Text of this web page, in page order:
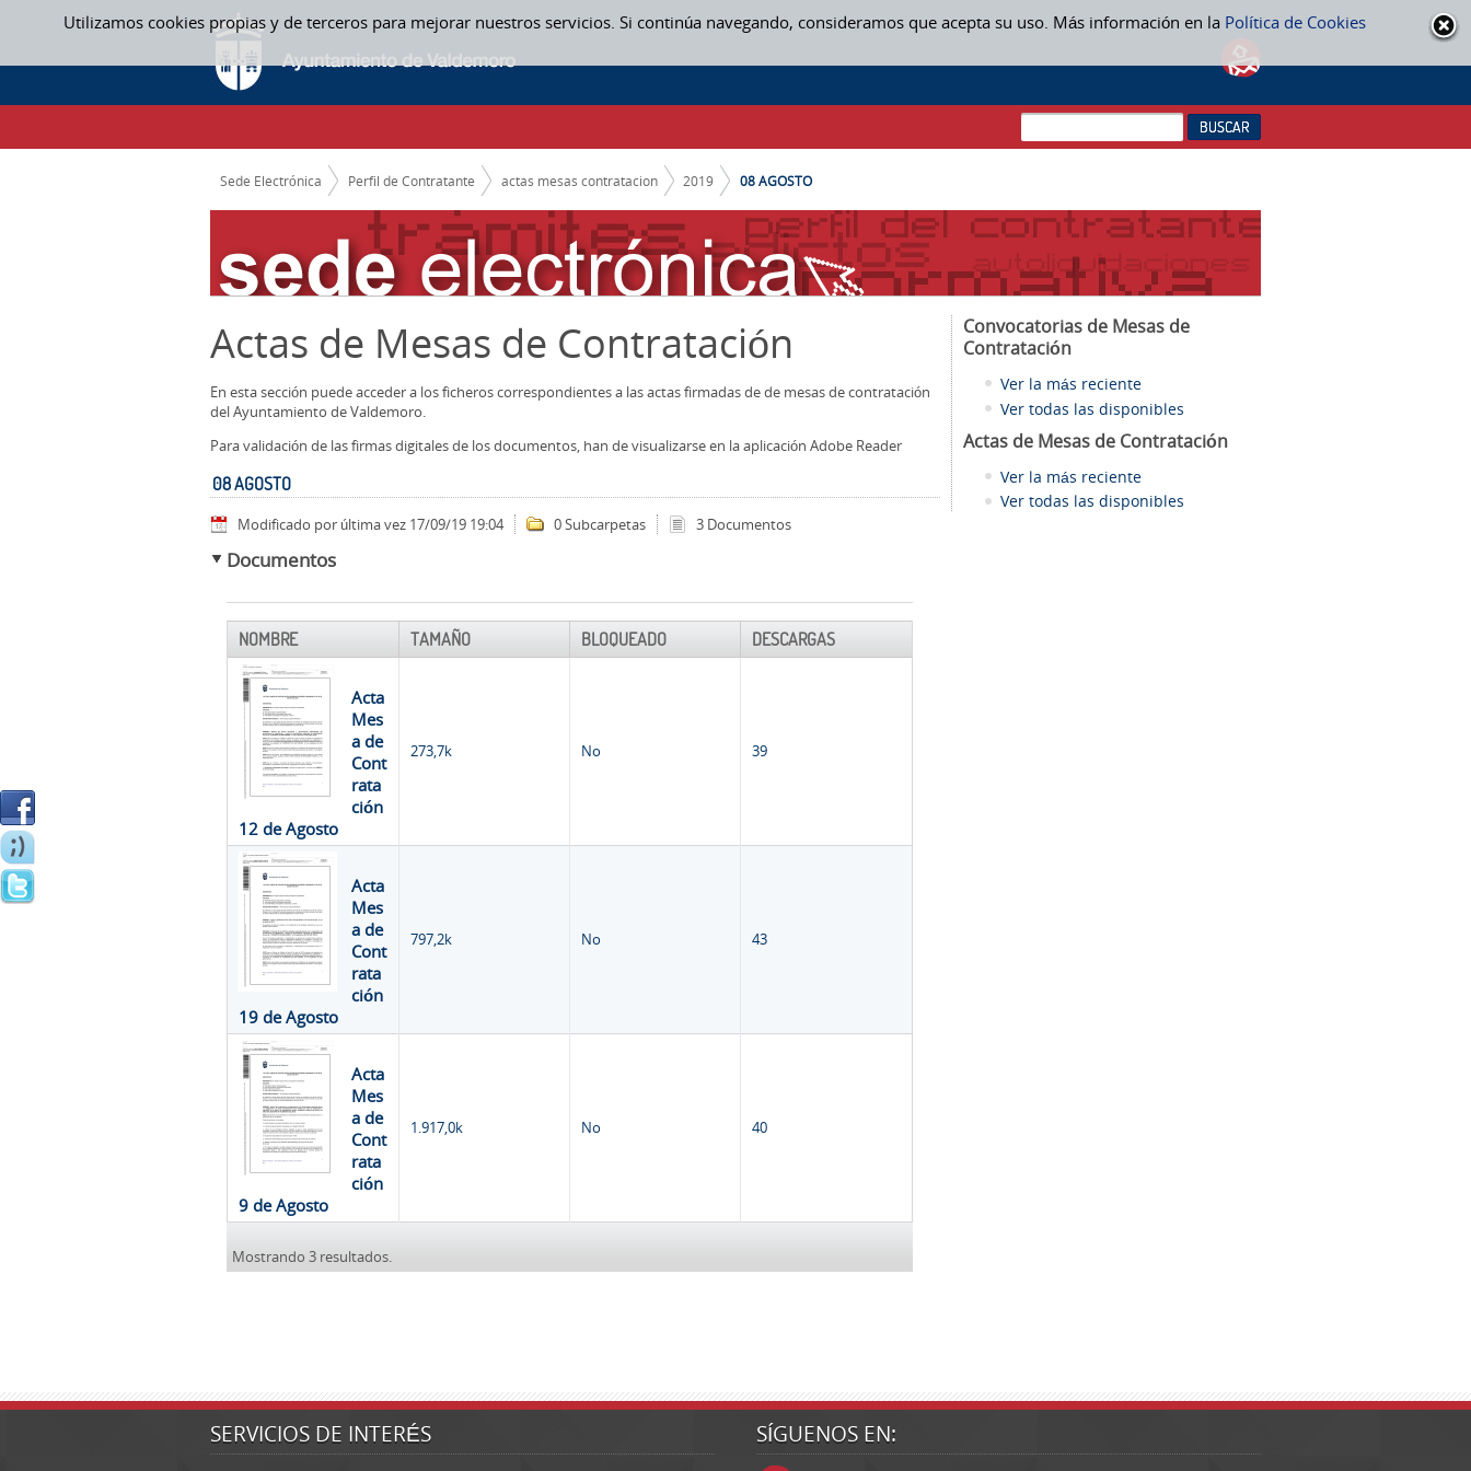
Utilizamos cookies propias y de terceros para mejorar nuestros servicios. Si continúa navegando, consideramos que acepta su uso. Más información en la Política de Cookies
Saltar al contenido
08 AGOSTO - ACTAS MESAS CONTRATACION
CAMINO DE MIGAS
Sede Electrónica Perfil de Contratante actas mesas contratacion 2019 08 AGOSTO
Actas de Mesas de Contratación
En esta sección puede acceder a los ficheros correspondientes a las actas firmadas de de mesas de contratación
del Ayuntamiento de Valdemoro.
Para validación de las firmas digitales de los documentos, han de visualizarse en la aplicación Adobe Reader
08 AGOSTO
Modificado por última vez 17/09/19 19:04 0 Subcarpetas 3 Documentos
Documentos
NOMBRE TAMAÑO BLOQUEADO DESCARGAS
Acta
Mes
a de
Cont
rata
ción
12 de Agosto
273,7k No 39
Acta
Mes
a de
Cont
rata
ción
19 de Agosto
797,2k No 43
Acta
Mes
a de
Cont
rata
ción
9 de Agosto
1.917,0k No 40
Mostrando 3 resultados.
Convocatorias de Mesas de
Contratación
Ver la más reciente
Ver todas las disponibles
Actas de Mesas de Contratación
Ver la más reciente
Ver todas las disponibles
SERVICIOS DE INTERÉS SÍGUENOS EN: